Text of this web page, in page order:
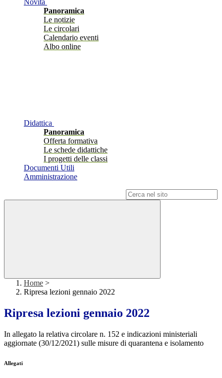
Novità
Panoramica
Le notizie
Le circolari
Calendario eventi
Albo online
Didattica
Panoramica
Offerta formativa
Le schede didattiche
I progetti delle classi
Documenti Utili
Amministrazione
Home >
Ripresa lezioni gennaio 2022
Ripresa lezioni gennaio 2022
In allegato la relativa circolare n. 152 e indicazioni ministeriali
aggiornate (30/12/2021) sulle misure di quarantena e isolamento
Allegati